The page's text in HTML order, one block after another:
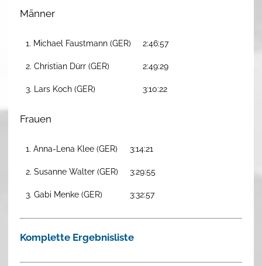
Männer
1. Michael Faustmann (GER) 2:46:57
2. Christian Dürr (GER) 2:49:29
3. Lars Koch (GER) 3:10:22
Frauen
1. Anna-Lena Klee (GER) 3:14:21
2. Susanne Walter (GER) 3:29:55
3. Gabi Menke (GER) 3:32:57
Komplette Ergebnisliste